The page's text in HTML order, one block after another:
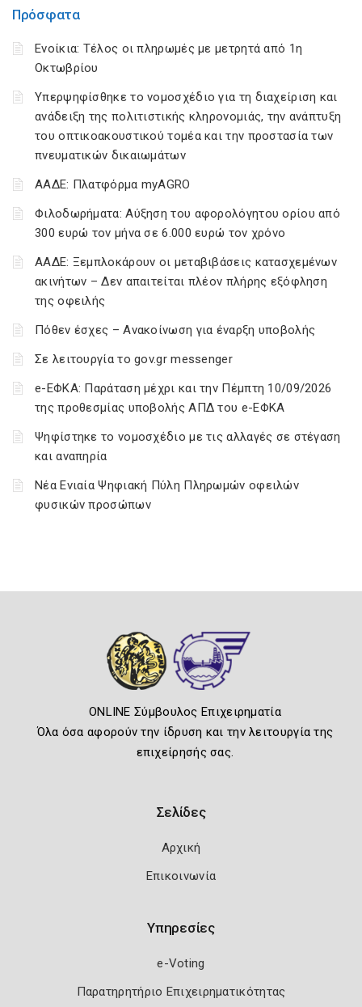
Πρόσφατα
Ενοίκια: Τέλος οι πληρωμές με μετρητά από 1η
Οκτωβρίου
Υπερψηφίσθηκε το νομοσχέδιο για τη διαχείριση και
ανάδειξη της πολιτιστικής κληρονομιάς, την ανάπτυξη
του οπτικοακουστικού τομέα και την προστασία των
πνευματικών δικαιωμάτων
ΑΑΔΕ: Πλατφόρμα myAGRO
Φιλοδωρήματα: Αύξηση του αφορολόγητου ορίου από
300 ευρώ τον μήνα σε 6.000 ευρώ τον χρόνο
ΑΑΔΕ: Ξεμπλοκάρουν οι μεταβιβάσεις κατασχεμένων
ακινήτων – Δεν απαιτείται πλέον πλήρης εξόφληση
της οφειλής
Πόθεν έσχες – Ανακοίνωση για έναρξη υποβολής
Σε λειτουργία το gov.gr messenger
e-ΕΦΚΑ: Παράταση μέχρι και την Πέμπτη 10/09/2026
της προθεσμίας υποβολής ΑΠΔ του e-ΕΦΚΑ
Ψηφίστηκε το νομοσχέδιο με τις αλλαγές σε στέγαση
και αναπηρία
Νέα Ενιαία Ψηφιακή Πύλη Πληρωμών οφειλών
φυσικών προσώπων
ONLINE Σύμβουλος Επιχειρηματία
Όλα όσα αφορούν την ίδρυση και την λειτουργία της
επιχείρησής σας.
Σελίδες
Αρχική
Επικοινωνία
Υπηρεσίες
e-Voting
Παρατηρητήριο Επιχειρηματικότητας